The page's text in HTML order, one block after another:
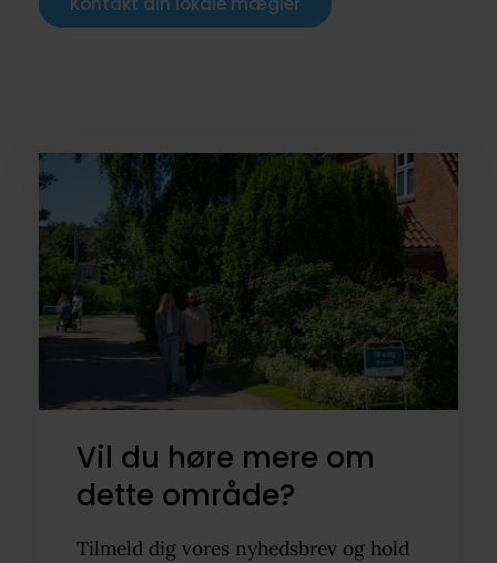
Vil du høre mere om
dette område?
Tilmeld dig vores nyhedsbrev og hold